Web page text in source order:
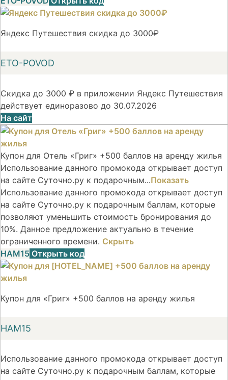
Яндекс Путешествия скидка до 3000₽
ETO-POVOD
Скидка до 3000 ₽ в приложении Яндекс Путешествия
действует единоразово до 30.07.2026
На сайт
Купон для Отель «Григ» +500 баллов на аренду жилья
Использование данного промокода открывает доступ
на сайте Суточно.ру к подарочным...Показать
Использование данного промокода открывает доступ
на сайте Суточно.ру к подарочным баллам, которые
позволяют уменьшить стоимость бронирования до
10%. Данное предложение актуально в течение
ограниченного времени. Скрыть
НАМ15 Открыть код
Купон для «Григ» +500 баллов на аренду жилья
НАМ15
Использование данного промокода открывает доступ
на сайте Суточно.ру к подарочным баллам, которые